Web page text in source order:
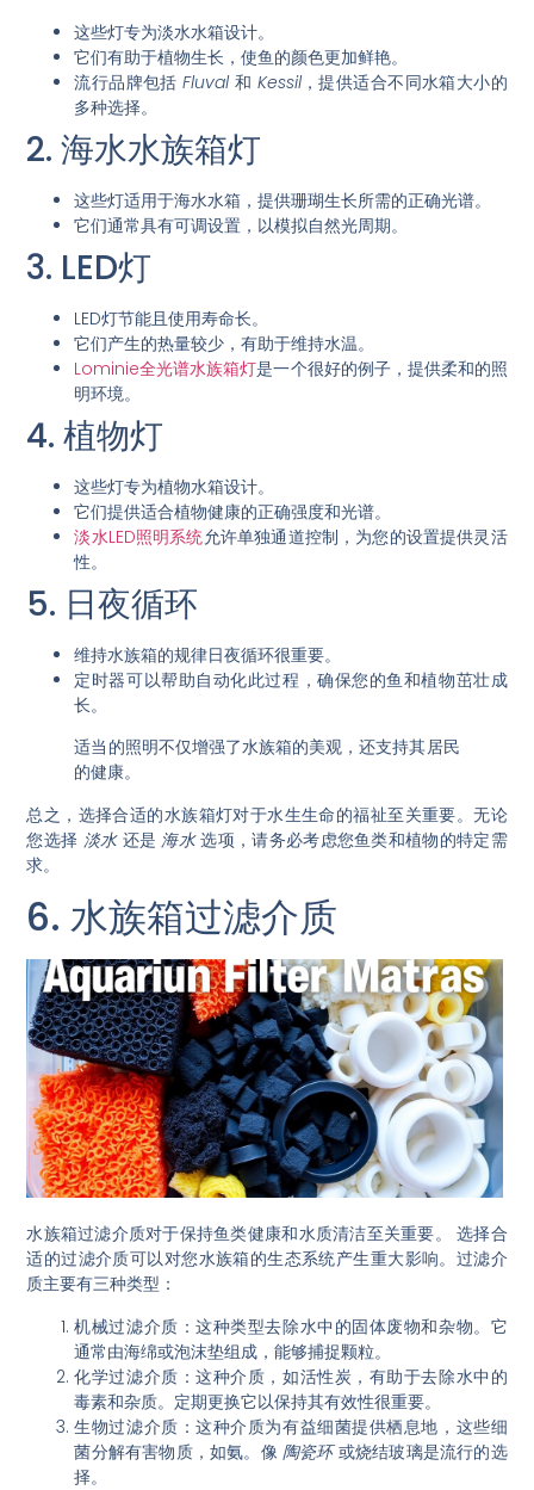
这些灯专为淡水水箱设计。
它们有助于植物生长，使鱼的颜色更加鲜艳。
流行品牌包括Fluval和 Kessil，提供适合不同水箱大小的
多种选择。
2. 海水水族箱灯
这些灯适用于海水水箱，提供珊瑚生长所需的正确光谱。
它们通常具有可调设置，以模拟自然光周期。
3. LED灯
LED灯节能且使用寿命长。
它们产生的热量较少，有助于维持水温。
Lominie全光谱水族箱灯是一个很好的例子，提供柔和的照
明环境。
4. 植物灯
这些灯专为植物水箱设计。
它们提供适合植物健康的正确强度和光谱。
淡水LED照明系统允许单独通道控制，为您的设置提供灵活
性。
5. 日夜循环
维持水族箱的规律日夜循环很重要。
定时器可以帮助自动化此过程，确保您的鱼和植物茁壮成
长。
适当的照明不仅增强了水族箱的美观，还支持其居民
的健康。
总之，选择合适的水族箱灯对于水生生命的福祉至关重要。无论
您选择 淡水还是 海水选项，请务必考虑您鱼类和植物的特定需
求。
6. 水族箱过滤介质
水族箱过滤介质对于保持鱼类健康和水质清洁至关重要。选择合
适的过滤介质可以对您水族箱的生态系统产生重大影响。 过滤介
质主要有三种类型：
机械过滤介质 ：这种类型去除水中的固体废物和杂物。它
通常由海绵或泡沫垫组成，能够捕捉颗粒。
化学过滤介质 ：这种介质，如活性炭，有助于去除水中的
毒素和杂质。定期更换它以保持其有效性很重要。
生物过滤介质 ：这种介质为有益细菌提供栖息地，这些细
菌分解有害物质，如氨。像 陶瓷环或烧结玻璃是流行的选
择。